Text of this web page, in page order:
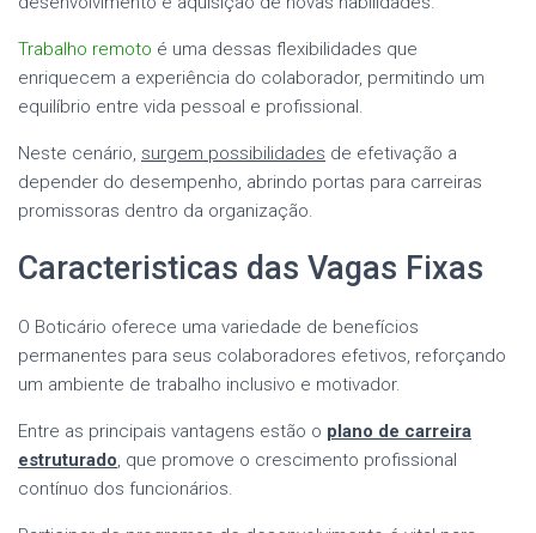
Trabalho remoto é uma dessas flexibilidades que
enriquecem a experiência do colaborador, permitindo um
equilíbrio entre vida pessoal e profissional.
Neste cenário, surgem possibilidades de efetivação a
depender do desempenho, abrindo portas para carreiras
promissoras dentro da organização.
Caracteristicas das Vagas Fixas
O Boticário oferece uma variedade de benefícios
permanentes para seus colaboradores efetivos, reforçando
um ambiente de trabalho inclusivo e motivador.
Entre as principais vantagens estão o plano de carreira
estruturado, que promove o crescimento profissional
contínuo dos funcionários.